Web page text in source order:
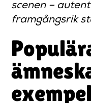
scenen –
framgångsrik
exempel